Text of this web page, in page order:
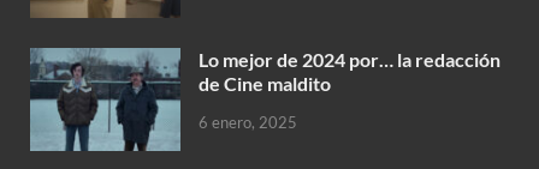
Lo mejor de 2024 por… la redacción
de Cine maldito
6 enero, 2025